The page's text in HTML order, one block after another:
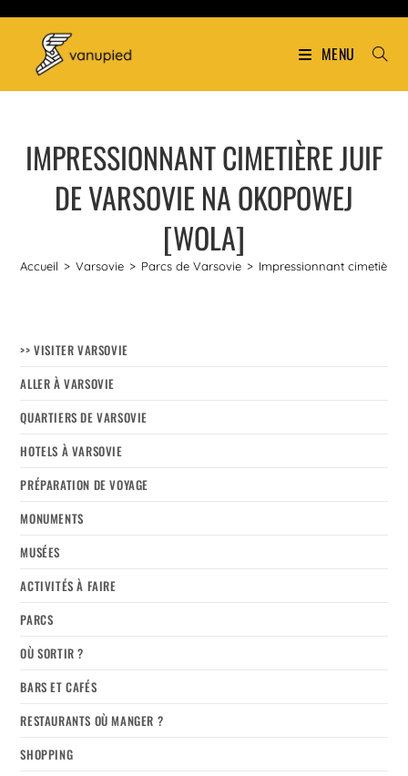
MENU
IMPRESSIONNANT CIMETIÈRE JUIF
DE VARSOVIE NA OKOPOWEJ
[WOLA]
Accueil > Varsovie > Parcs de Varsovie > Impressionnant cimetière
>> VISITER VARSOVIE
ALLER À VARSOVIE
QUARTIERS DE VARSOVIE
HOTELS À VARSOVIE
PRÉPARATION DE VOYAGE
MONUMENTS
MUSÉES
ACTIVITÉS À FAIRE
PARCS
OÙ SORTIR ?
BARS ET CAFÉS
RESTAURANTS OÙ MANGER ?
SHOPPING